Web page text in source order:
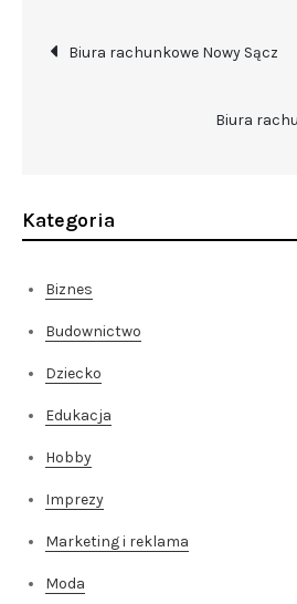
Nawigacja
Biura rachunkowe Nowy Sącz
Biura
Kategoria
Biznes
Budownictwo
Dziecko
Edukacja
Hobby
Imprezy
Marketing i reklama
Moda